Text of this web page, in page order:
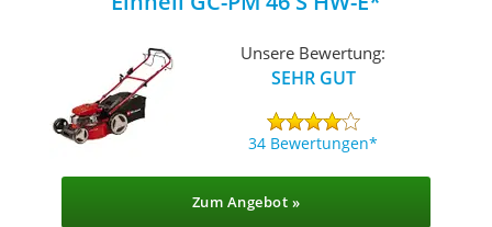
Unsere Bewertung:
SEHR GUT
34 Bewertungen
Zum Angebot »